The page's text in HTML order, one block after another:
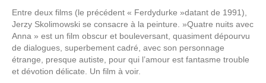
Entre deux films (le précédent « Ferdydurke »datant de 1991),
Jerzy Skolimowski se consacre à la peinture. »Quatre nuits avec
Anna » est un film obscur et bouleversant, quasiment dépourvu
de dialogues, superbement cadré, avec son personnage
étrange, presque autiste, pour qui l’amour est fantasme trouble
et dévotion délicate. Un film à voir.